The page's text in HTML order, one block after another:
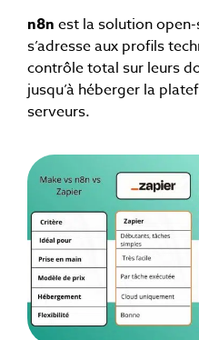
n8n est la solution
s’adresse aux profils
contrôle total sur leurs
jusqu’à héberger la
serveurs.